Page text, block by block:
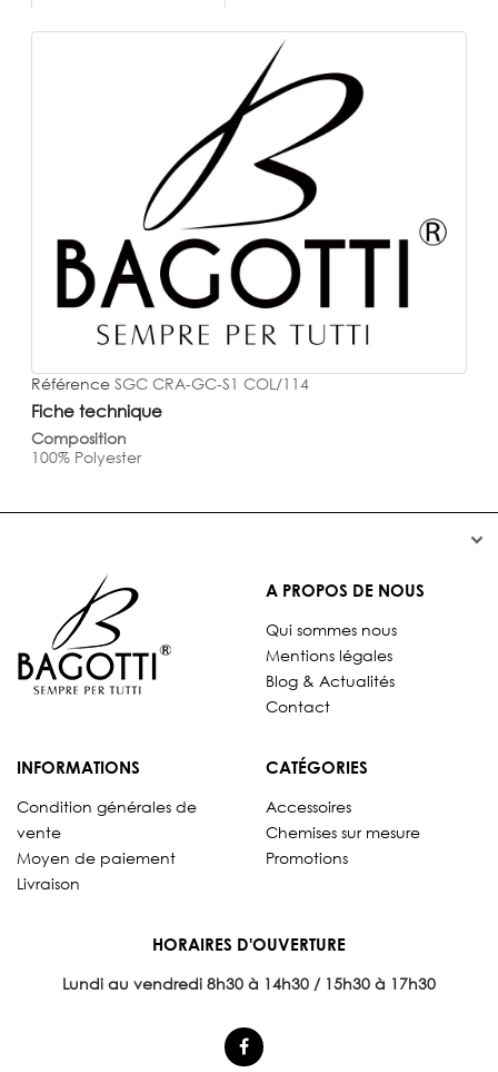
Référence SGC CRA-GC-S1 COL/114
Fiche technique
Composition
100% Polyester


A PROPOS DE NOUS
Qui sommes nous
Mentions légales
Blog & Actualités
Contact
INFORMATIONS
Condition générales de
vente
Moyen de paiement
Livraison
CATÉGORIES
Accessoires
Chemises sur mesure
Promotions
HORAIRES D'OUVERTURE
Lundi au vendredi 8h30 à 14h30 / 15h30 à 17h30